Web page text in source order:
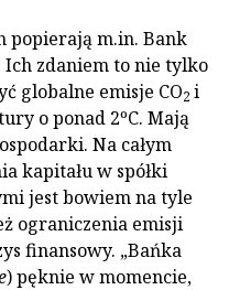
popierają m.in. Bank
zdaniem to nie tylko
globalne emisje CO2 i
o ponad 2ºC. Mają
Na całym
kapitału w spółki
jest bowiem na tyle
ograniczenia emisji
finansowy. „Bańka
) pęknie w momencie,